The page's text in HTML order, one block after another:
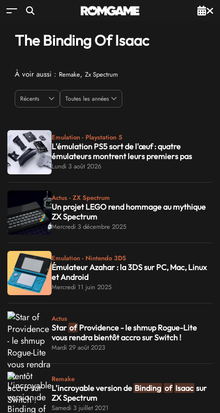
The Binding Of Isaac
À voir aussi : Remake, Zx Spectrum
Emulation - Playstation 5
L'émulation PS5 sort de l'œuf : quatre
émulateurs montrent leurs premiers pas
Lundi 3 août 2026
Actus - ZX Spectrum
Un projet LEGO rend hommage au mythique
ZX Spectrum
Mercredi 3 décembre 2025
Emulation - Nintendo 3DS
Émulateur Azahar : la 3DS sur PC, Mac, Linux
et Android
Mercredi 11 juin 2025
Actus
Star of Providence - le shmup Rogue-Lite
vous rendra bientôt accro sur Switch !
Mardi 29 août 2023
Remake
L'incroyable version de Binding of Isaac sur
ZX Spectrum
Samedi 3 juillet 2021